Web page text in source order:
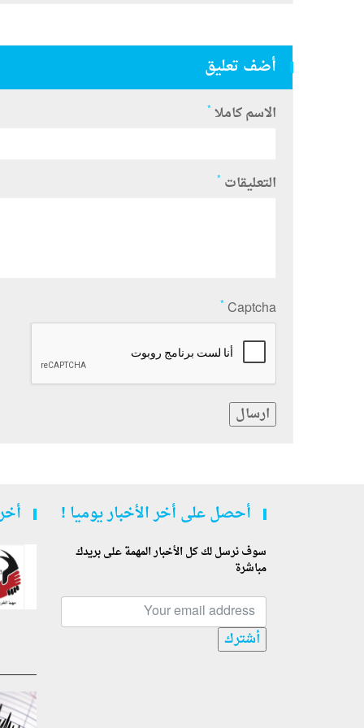
أضف تعليق
الاسم كاملا *
التعليقات *
Captcha
*
ارسال
أحصل على أخر الأخبار يوميا !
سوف نرسل لك كل الأخبار المهمة على بريدك
مباشرة
أشترك